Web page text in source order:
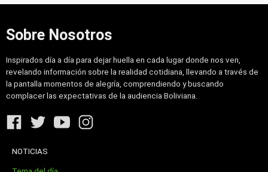
Sobre Nosotros
Inspirados día a día para dejar huella en cada lugar donde nos ven,
revelando información sobre la realidad cotidiana, llevando a través de
la pantalla momentos de alegría, comprendiendo y buscando
complacer las expectativas de la audiencia Boliviana.
NOTICIAS